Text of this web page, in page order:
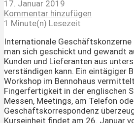
17. Januar 2019
Kommentar hinzufügen
1 Minute(n) Lesezeit
Internationale Geschäftskonzerne
man sich geschickt und gewandt
Kunden und Lieferanten aus
verständigen kann. Ein eintägiger
Workshop im Bennohaus
Fingerfertigkeit in der englischen
Messen, Meetings, am Telefon
Geschäftskorrespondenz
Kurseinheit findet am 26. Januar